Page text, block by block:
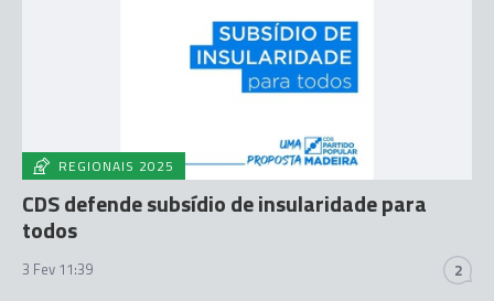
REGIONAIS 2025
CDS defende subsídio de insularidade para
todos
3 Fev 11:39 2